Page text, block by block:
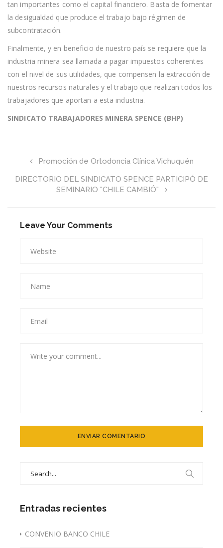
tan importantes como el capital financiero. Basta de fomentar
la desigualdad que produce el trabajo bajo régimen de
subcontratación.
Finalmente, y en beneficio de nuestro país se requiere que la
industria minera sea llamada a pagar impuestos coherentes
con el nivel de sus utilidades, que compensen la extracción de
nuestros recursos naturales y el trabajo que realizan todos los
trabajadores que aportan a esta industria.
SINDICATO TRABAJADORES MINERA SPENCE (BHP)
Promoción de Ortodoncia Clínica Vichuquén
DIRECTORIO DEL SINDICATO SPENCE PARTICIPÓ DE
SEMINARIO "CHILE CAMBIÓ"
Leave Your Comments
Entradas recientes
CONVENIO BANCO CHILE